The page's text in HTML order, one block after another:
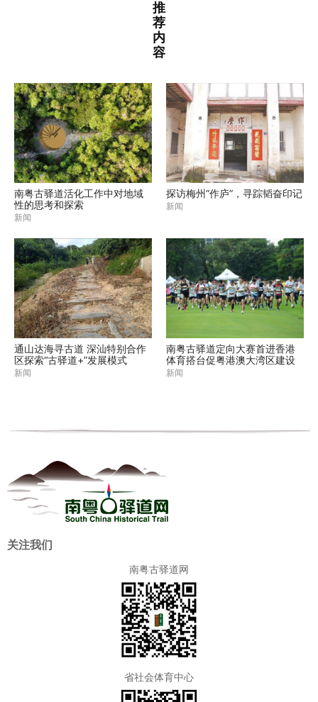
推
荐
内
容
南粤古驿道活化工作中对地域
性的思考和探索
新闻
探访梅州“作庐”，寻踪韬奋印记
新闻
通山达海寻古道 深汕特别合作
区探索“古驿道+”发展模式
新闻
南粤古驿道定向大赛首进香港
体育搭台促粤港澳大湾区建设
新闻
关注我们
南粤古驿道网
省社会体育中心